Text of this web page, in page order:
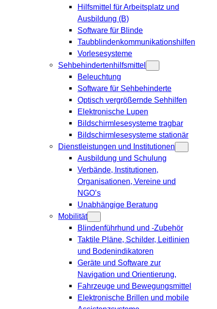
Hilfsmittel für Arbeitsplatz und
Ausbildung (B)
Software für Blinde
Taubblindenkommunikationshilfen
Vorlesesysteme
Sehbehindertenhilfsmittel
Beleuchtung
Software für Sehbehinderte
Optisch vergrößernde Sehhilfen
Elektronische Lupen
Bildschirmlesesysteme tragbar
Bildschirmlesesysteme stationär
Dienstleistungen und Institutionen
Ausbildung und Schulung
Verbände, Institutionen,
Organisationen, Vereine und
NGO’s
Unabhängige Beratung
Mobilität
Blindenführhund und -Zubehör
Taktile Pläne, Schilder, Leitlinien
und Bodenindikatoren
Geräte und Software zur
Navigation und Orientierung,
Fahrzeuge und Bewegungsmittel
Elektronische Brillen und mobile